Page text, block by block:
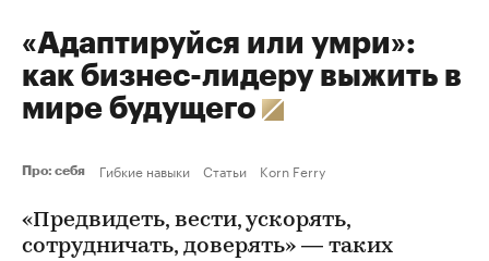
«Адаптируйся или умри»:
как бизнес-лидеру выжить в
мире будущего
Про: себя Гибкие навыки Статьи Korn Ferry
«Предвидеть, вести, ускорять,
сотрудничать, доверять» — таких